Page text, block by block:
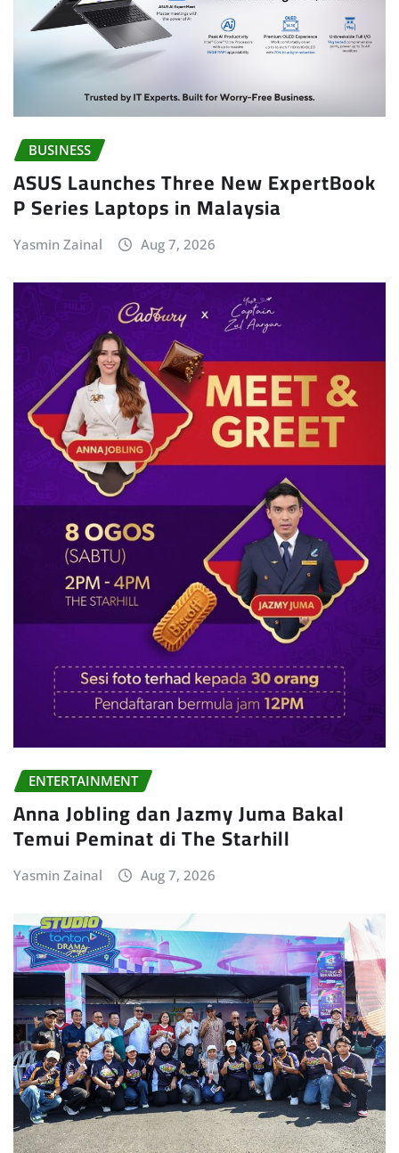
BUSINESS
ASUS Launches Three New ExpertBook
P Series Laptops in Malaysia
Yasmin Zainal Aug 7, 2026
ENTERTAINMENT
Anna Jobling dan Jazmy Juma Bakal
Temui Peminat di The Starhill
Yasmin Zainal Aug 7, 2026